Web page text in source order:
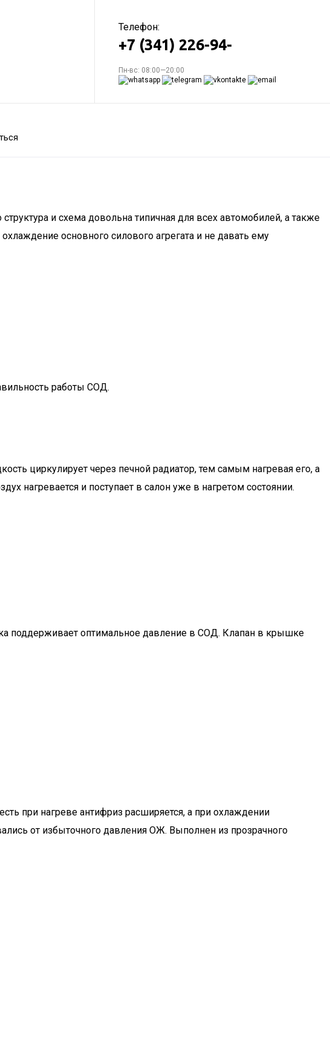
Телефон:
+7 (341) 226-94-
Пн-вс: 08:00—20:00
структура и схема довольна типичная для всех автомобилей, а также
основного силового агрегата и не давать ему
работы СОД.
циркулирует через печной радиатор, тем самым нагревая его, а
нагревается и поступает в салон уже в нагретом состоянии.
поддерживает оптимальное давление в СОД. Клапан в крышке
при нагреве антифриз расширяется, а при охлаждении
от избыточного давления ОЖ. Выполнен из прозрачного